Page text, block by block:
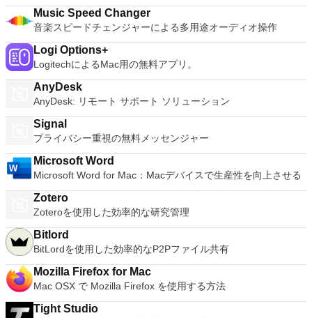
テンツ。 大きな画面で鮮明な表示オプション。 キーボードマ
ッピングは、合理化されたコントロールをもたらします。 ゲ
ームプレイを記録して共有します。 エミュレーターのすばら
しいところは、Androidデバイスを所有しなくても、Androidの
エクスペリエンスを十分に楽しむことができることです。
Google Playストアのサポートにより、VMは利用可能なすべて
のアプリと互換性があります。 KOPlayerでGoogle Playスト
アのアプリをダウンロード、インストール、再生できます。必
ファイルもサポートするため、手動でアプリをインストールす
ることもできます。 ゲームパッド、キーボードとマウス、お
よびマイクとカメラのサポートにより、可能な限り最高の方法
でモバイルゲームを楽しむことができます。 KOPlayer for
Macは簡単にインストールして実行でき、Android VMを追加
するのは簡単です。好きではないものは何ですか？
Music Speed Changer
音楽スピードチェンジャーによる多用途オーディオ操作
Logi Options+
LogitechによるMac用の無料アプリ。
AnyDesk
AnyDesk: リモート サポート ソリューション
Signal
プライバシー重視の無料メッセンジャー
Microsoft Word
Microsoft Word for Mac：Macデバイスで生産性を向上させる
Zotero
Zoteroを使用した効率的な研究管理
Bitlord
BitLordを使用した効率的なP2Pファイル共有
Mozilla Firefox for Mac
Mac OSX で Mozilla Firefox を使用する方法
Tight Studio